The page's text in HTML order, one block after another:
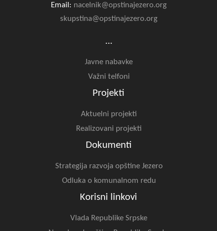
Email: nacelnik@opstinajezero.org
skupstina@opstinajezero.org
...
Javne nabavke
Važni telfoni
Projekti
Aktuelni projekti
Realizovani projekti
Dokumenti
Strategija razvoja opštine Jezero
Odluka o komunalnom redu
Korisni linkovi
Vlada Republike Srpske